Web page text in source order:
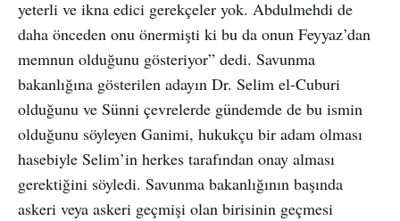
yeterli ve ikna edici gerekçeler yok. Abdulmehdi de
daha önceden onu önermişti ki bu da onun Feyyaz’dan
memnun olduğunu gösteriyor” dedi. Savunma
bakanlığına gösterilen adayın Dr. Selim el-Cuburi
olduğunu ve Sünni çevrelerde gündemde de bu ismin
olduğunu söyleyen Ganimi, hukukçu bir adam olması
hasebiyle Selim’in herkes tarafından onay alması
gerektiğini söyledi. Savunma bakanlığının başında
askeri veya askeri geçmişi olan birisinin geçmesi